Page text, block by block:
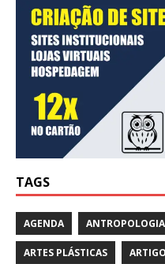
TAGS
AGENDA ANTROPOLOGIA
ARTES PLÁSTICAS